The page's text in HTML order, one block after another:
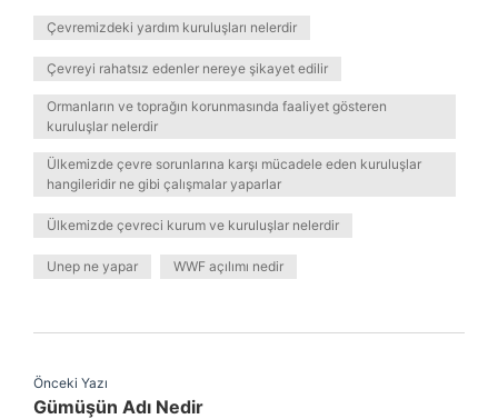
Çevremizdeki yardım kuruluşları nelerdir
Çevreyi rahatsız edenler nereye şikayet edilir
Ormanların ve toprağın korunmasında faaliyet gösteren
kuruluşlar nelerdir
Ülkemizde çevre sorunlarına karşı mücadele eden kuruluşlar
hangileridir ne gibi çalışmalar yaparlar
Ülkemizde çevreci kurum ve kuruluşlar nelerdir
Unep ne yapar WWF açılımı nedir
Önceki Yazı
Gümüşün Adı Nedir